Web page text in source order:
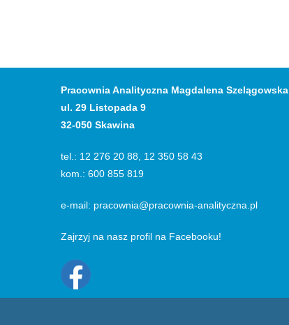
Pracownia Analityczna Magdalena Szelągowska
ul. 29 Listopada 9
32-050 Skawina
tel.: 12 276 20 88, 12 350 58 43
kom.: 600 855 819
e-mail: pracownia@pracownia-analityczna.pl
Zajrzyj na nasz profil na Facebooku!